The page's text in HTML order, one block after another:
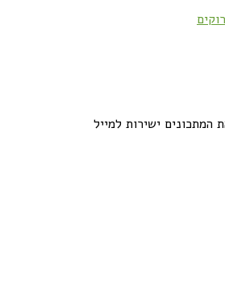
המתכונים ישירות למייל